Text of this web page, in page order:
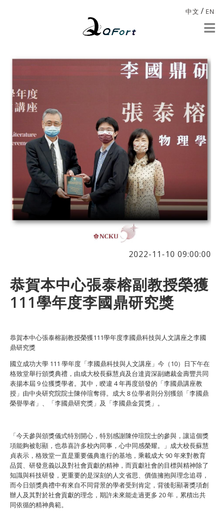
中文 / EN
2022-11-10 09:00:00
恭賀本中心張泰榕副教授榮獲
111學年度李國鼎研究獎
恭賀本中心張泰榕副教授榮獲111學年度李國鼎科技與人文講座之李國
鼎研究獎
國立成功大學 111 學年度「李國鼎科技與人文講座」今（10）日下午在
格致堂舉行頒獎典禮，由成大校長蘇慧貞及台達資深副總裁金壽豐共同
表揚本屆 9 位獲獎學者。其中，睽違 4 年再度頒發的「李國鼎講座教
授」由中央研究院院士陳仲瑄奪得。成大 8 位學者則分別獲頒「李國鼎
榮譽學者」、「李國鼎研究獎」及「李國鼎金質獎」。
「今天參與頒獎儀式特別開心，特別感謝陳仲瑄院士的參與，讓這個獎
項能夠被彰顯，也恭喜許多校內同事，心中同感榮耀。」成大校長蘇慧
貞表示，格致堂一直是重要儀典進行的基地，乘載成大 90 年來對教育
品質、研發意義以及對社會貢獻的精神，而貢獻社會的目標與精神除了
知識與科技研發，更重要的是深刻的人文省思、價值擁抱與理念追尋，
而今日頒獎典禮中有來自不同背景的學者受到肯定，背後彰顯著獎項創
辦人及其對於社會貢獻的理念，期許未來能走過更多 20 年，累積出共
同依循的精神典範。